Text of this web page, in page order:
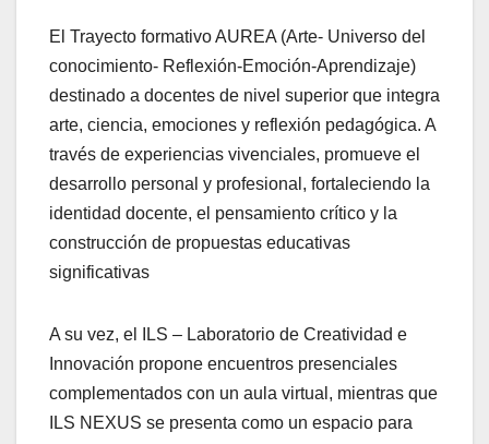
El Trayecto formativo AUREA (Arte- Universo del
conocimiento- Reflexión-Emoción-Aprendizaje)
destinado a docentes de nivel superior que integra
arte, ciencia, emociones y reflexión pedagógica. A
través de experiencias vivenciales, promueve el
desarrollo personal y profesional, fortaleciendo la
identidad docente, el pensamiento crítico y la
construcción de propuestas educativas
significativas
A su vez, el ILS – Laboratorio de Creatividad e
Innovación propone encuentros presenciales
complementados con un aula virtual, mientras que
ILS NEXUS se presenta como un espacio para